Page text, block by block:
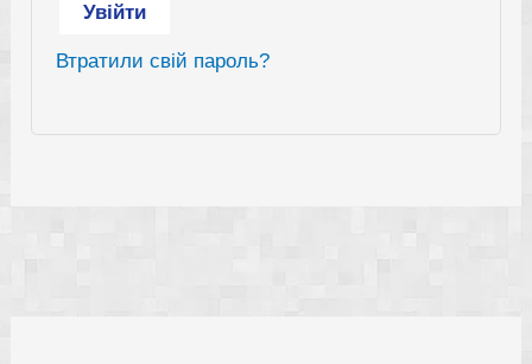
Увійти
Втратили свій пароль?